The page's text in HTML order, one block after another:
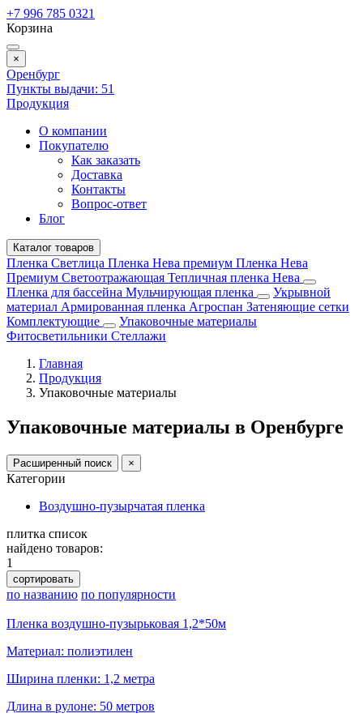
+7 996 785 0321
Корзина
×
Оренбург
Пункты выдачи: 51
Продукция
О компании
Покупателю
Как заказать
Доставка
Контакты
Вопрос-ответ
Блог
Каталог товаров
Пленка Светлица Пленка Нева премиум Пленка Нева
Премиум Светоотражающая Тепличная пленка Нева
Пленка для бассейна Мульчирующая пленка
Укрывной
материал Армированная пленка Агроспан Затеняющие сетки
Комплектующие
Упаковочные материалы
Фитосветильники Стеллажи
Главная
Продукция
Упаковочные материалы
Упаковочные материалы в Оренбурге
Расширенный поиск ×
Категории
Воздушно-пузырчатая пленка
плитка список
найдено товаров:
1
сортировать
по названию по популярности
Пленка воздушно-пузырьковая 1,2*50м
Материал: полиэтилен
Ширина пленки: 1,2 метра
Длина в рулоне: 50 метров